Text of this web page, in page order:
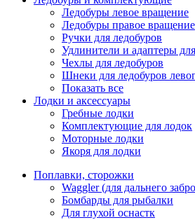
Ледобуры левое вращение
Ледобуры правое вращение
Ручки для ледобуров
Удлинители и адаптеры
Чехлы для ледобуров
Шнеки для ледобуров
Показать все
Лодки и аксессуары
Гребные лодки
Комплектующие для лодок
Моторные лодки
Якоря для лодки
Поплавки, сторожки
Waggler (для дальнего
Бомбарды для рыбалки
Для глухой оснастк